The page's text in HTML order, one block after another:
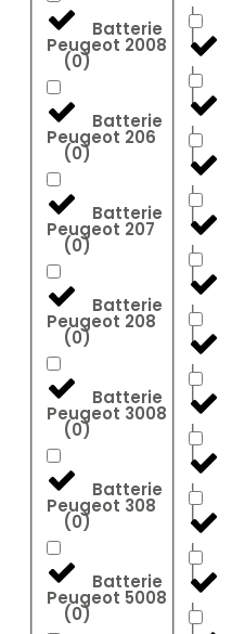
Batterie
Peugeot 2008
(0)
Batterie
Peugeot 206
(0)
Batterie
Peugeot 207
(0)
Batterie
Peugeot 208
(0)
Batterie
Peugeot 3008
(0)
Batterie
Peugeot 308
(0)
Batterie
Peugeot 5008
(0)